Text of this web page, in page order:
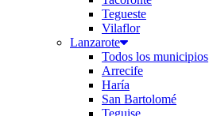
Tegueste
Vilaflor
Lanzarote
Todos los municipios
Arrecife
Haría
San Bartolomé
Teguise